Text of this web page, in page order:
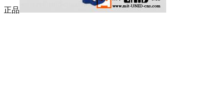
正品